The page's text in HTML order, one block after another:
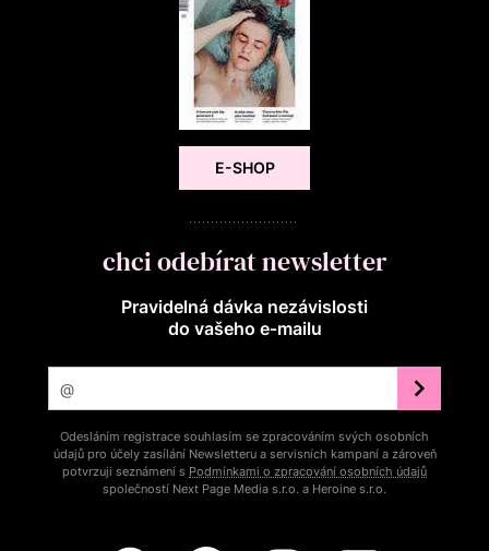
E-SHOP
chci odebírat newsletter
Pravidelná dávka nezávislosti
do vašeho e‑mailu
Odesláním registrace souhlasím se zpracováním svých osobních
údajů pro účely zasílání Newsletteru a servisních kampaní a zároveň
potvrzuji seznámení s Podmínkami o zpracování osobních údajů
společností Next Page Media s.r.o. a Heroine s.r.o.